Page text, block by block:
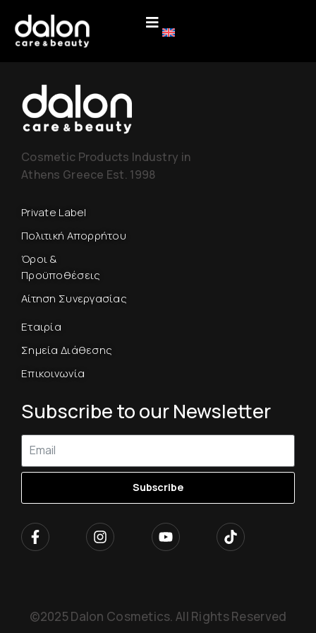
Cosmetic Products Industry in
Athens Greece Est. 1998
Private Label
Πολιτική Απορρήτου
Όροι &
Προϋποθέσεις
Αίτηση Συνεργασίας
Εταιρία
Σημεία Διάθεσης
Επικοινωνία
Subscribe to our Newsletter
Subscribe
©2025 Dalon Cosmetics. All Rights Reserved